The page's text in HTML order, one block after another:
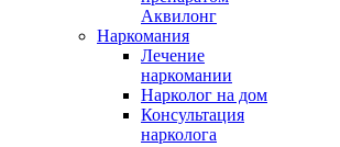
Аквилонг
Наркомания
Лечение
наркомании
Нарколог на дом
Консультация
нарколога